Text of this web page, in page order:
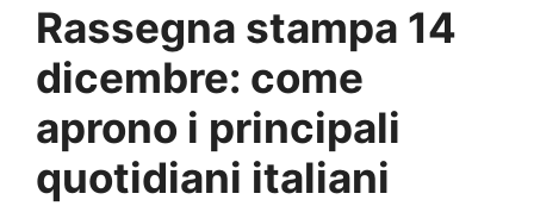
Rassegna stampa 14
dicembre: come
aprono i principali
quotidiani italiani